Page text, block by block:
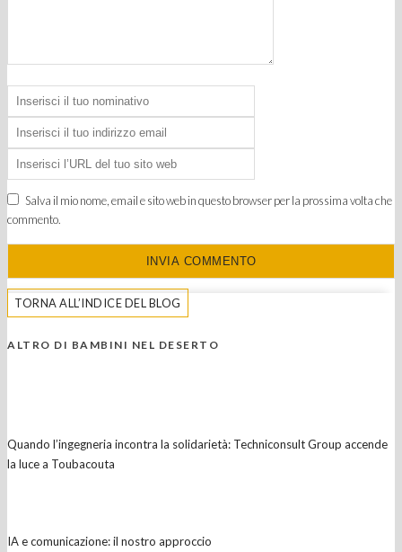
Salva il mio nome, email e sito web in questo browser per la prossima volta che
commento.
TORNA ALL’INDICE DEL BLOG
ALTRO DI BAMBINI NEL DESERTO
Quando l’ingegneria incontra la solidarietà: Techniconsult Group accende
la luce a Toubacouta
IA e comunicazione: il nostro approccio